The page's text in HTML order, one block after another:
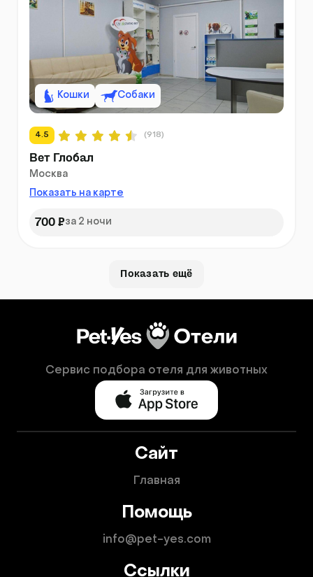
Кошки Собаки
4.5 (918)
Вет Глобал
Москва
Показать на карте
700 ₽за 2 ночи
Показать ещё
Сервис подбора отеля для животных
Сайт
Главная
Помощь
info@pet-yes.com
Ссылки